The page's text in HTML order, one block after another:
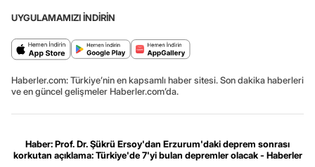
UYGULAMAMIZI İNDİRİN
Haberler.com: Türkiye’nin en kapsamlı haber sitesi. Son dakika haberleri
ve en güncel gelişmeler Haberler.com’da.
Haber: Prof. Dr. Şükrü Ersoy'dan Erzurum'daki deprem sonrası
korkutan açıklama: Türkiye'de 7'yi bulan depremler olacak - Haberler